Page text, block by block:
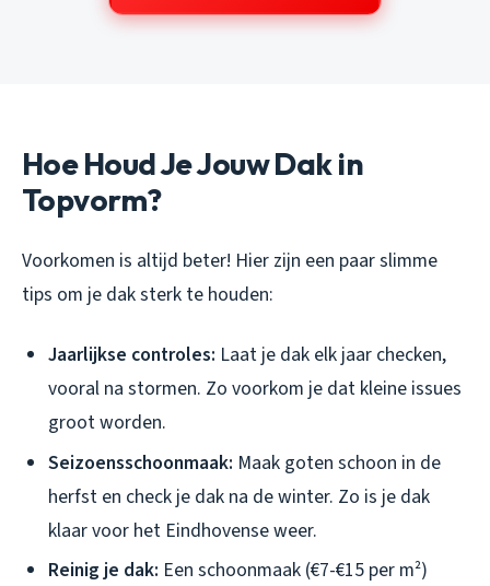
Hoe Houd Je Jouw Dak in
Topvorm?
Voorkomen is altijd beter! Hier zijn een paar slimme
tips om je dak sterk te houden:
Jaarlijkse controles: Laat je dak elk jaar checken,
vooral na stormen. Zo voorkom je dat kleine issues
groot worden.
Seizoensschoonmaak: Maak goten schoon in de
herfst en check je dak na de winter. Zo is je dak
klaar voor het Eindhovense weer.
Reinig je dak: Een schoonmaak (€7-€15 per m²)